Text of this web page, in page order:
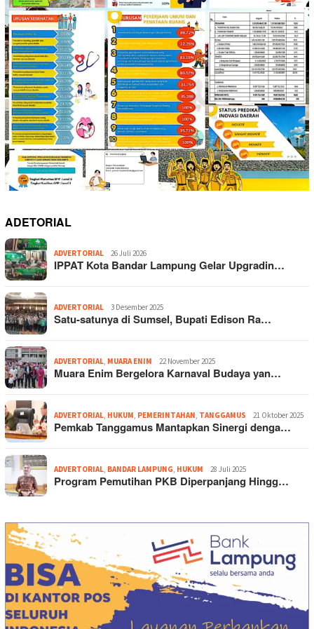
ADETORIAL
ADVERTORIAL 26 Juli 2026
IPPAT Kota Bandar Lampung Gelar Upgradin…
ADVERTORIAL 3 Desember 2025
Satu-satunya di Sumsel, Bupati Edison Ra…
ADVERTORIAL MUARA ENIM 22 November 2025
Muara Enim Bergelora Karnaval Budaya yan…
ADVERTORIAL HUKUM PEMERINTAHAN TANGGAMUS 21 Oktober 2025
Pemkab Tanggamus Mantapkan Sinergi denga…
ADVERTORIAL BANDAR LAMPUNG HUKUM 28 Juli 2025
Program Pemutihan PKB Diperpanjang Hingg…